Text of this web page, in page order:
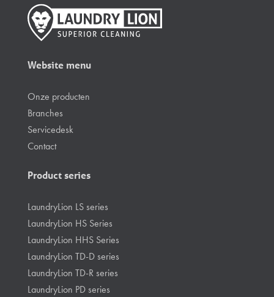
of bellen naar +31 88
5286300
Website menu
Onze producten
Branches
Servicedesk
Contact
Product series
LaundryLion LS series
LaundryLion HS Series
LaundryLion HHS Series
LaundryLion TD-D series
LaundryLion TD-R series
LaundryLion PD series